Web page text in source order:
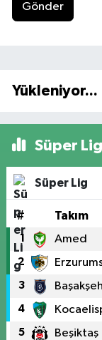
Gönder
Yükleniyor...
Süper
Süper Lig
# Takım
1 Amed
2
3
4
5 Beşiktaş